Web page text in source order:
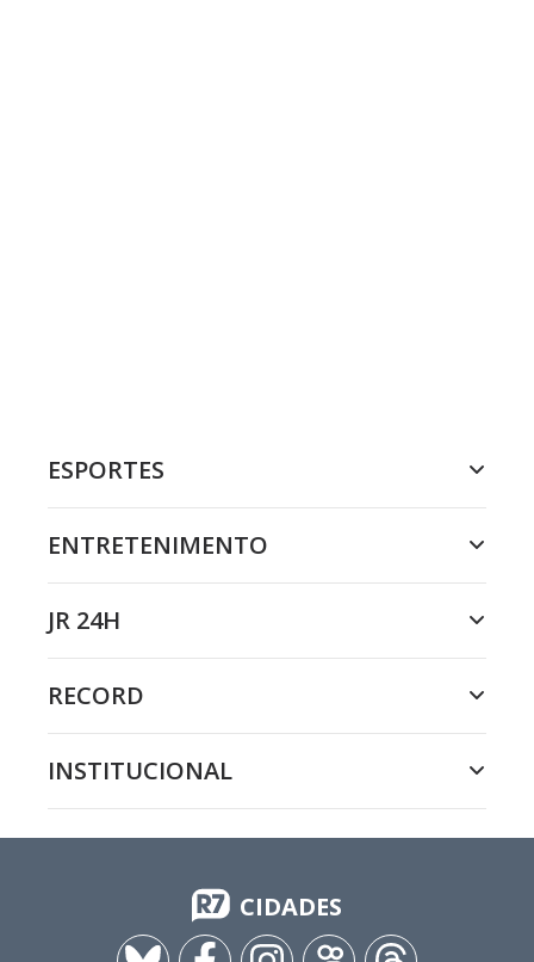
ESPORTES
ENTRETENIMENTO
JR 24H
RECORD
INSTITUCIONAL
CIDADES